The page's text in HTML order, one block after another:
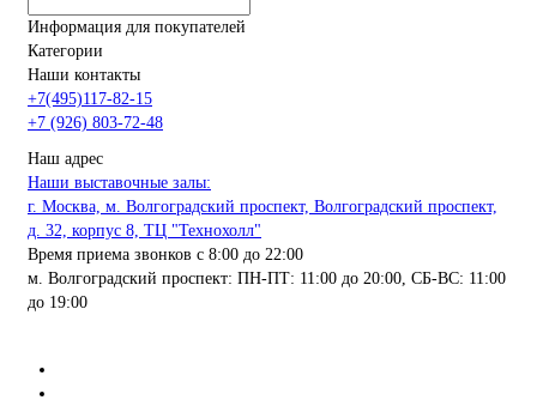
Информация для покупателей
Категории
Наши контакты
+7(495)117-82-15
+7 (926) 803-72-48
Наш адрес
Наши выставочные залы:
г. Москва, м. Волгоградский проспект, Волгоградский проспект,
д. 32, корпус 8, ТЦ "Технохолл"
Время приема звонков с 8:00 до 22:00
м. Волгоградский проспект: ПН-ПТ: 11:00 до 20:00, СБ-ВС: 11:00
до 19:00